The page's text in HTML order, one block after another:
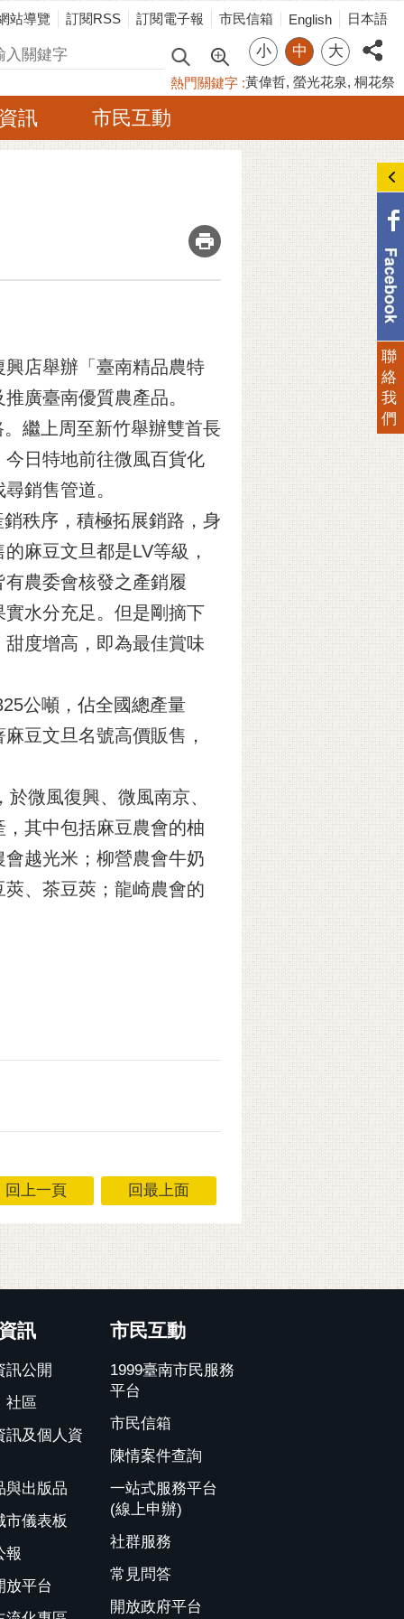
站導覽 訂閱RSS 訂閱電子報 市民信箱 English 日本語
小 中 大
熱門關鍵字 黃偉哲 螢光花泉 桐花祭
訊 市民互動
_
店舉辦「臺南精品農特
廣臺南優質農產品。
繼上周至新竹舉辦雙首長
日特地前往微風百貨化
銷售管道。
秩序，積極拓展銷路，身
麻豆文旦都是LV等級，
農委會核發之產銷履
水分充足。但是剛摘下
度增高，即為最佳賞味
公噸，佔全國總產量
豆文旦名號高價販售，
微風復興、微風南京、
其中包括麻豆農會的柚
越光米；柳營農會牛奶
、茶豆莢；龍崎農會的
回上一頁 回最上面
訊
訊公開
社區
訊及個人資
與出版品
市儀表板
報
放平台
市民互動
1999臺南市民服務
平台
市民信箱
陳情案件查詢
一站式服務平台
(線上申辦)
社群服務
常見問答
開放政府平台
聯
絡
我
們